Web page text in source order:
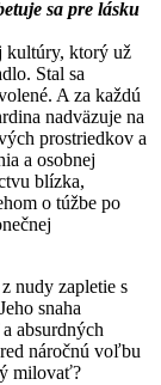
sa pre lásku
kultúry, ktorý už
Stal sa
A za každú
nadväzuje na
prostriedkov a
a osobnej
blízka,
o túžbe po
nudy zapletie s
snaha
absurdných
náročnú voľbu
milovať?